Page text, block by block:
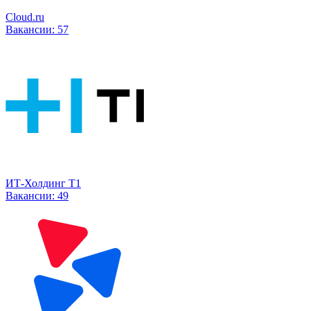
Cloud.ru
Вакансии: 57
ИТ-Холдинг Т1
Вакансии: 49